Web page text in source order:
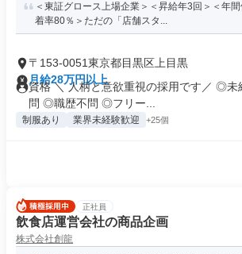
＜東証グロース上場企業＞＜昇給年3回＞＜年
着率80％＞ただの「店舗スタ...
〒153-0051東京都目黒区上目黒
月給28万円以上
資格 ＼ 人柄と意欲重視の採用です／ ◎
問 ◎職歴不問 ◎フリー...
制服あり 業界未経験歓迎 +25個
正社員
飲食店運営会社の商品企画
株式会社創龍